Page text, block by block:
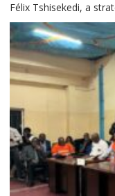
Félix Tshisekedi, a